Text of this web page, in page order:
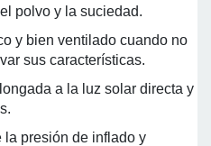
polvo y la suciedad.
y bien ventilado cuando no
sus características.
a la luz solar directa y
la presión de inflado y